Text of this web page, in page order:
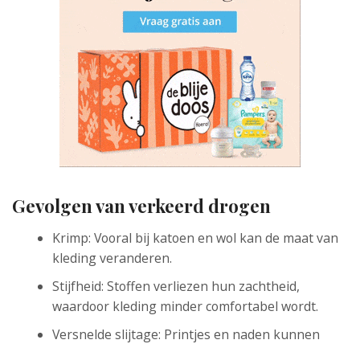
Gevolgen van verkeerd drogen
Krimp: Vooral bij katoen en wol kan de maat van
kleding veranderen.
Stijfheid: Stoffen verliezen hun zachtheid,
waardoor kleding minder comfortabel wordt.
Versnelde slijtage: Printjes en naden kunnen